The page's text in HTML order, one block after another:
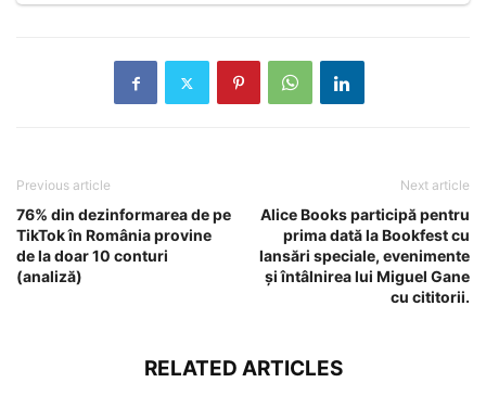
Previous article
76% din dezinformarea de pe
TikTok în România provine
de la doar 10 conturi
(analiză)
Next article
Alice Books participă pentru
prima dată la Bookfest cu
lansări speciale, evenimente
și întâlnirea lui Miguel Gane
cu cititorii.
RELATED ARTICLES